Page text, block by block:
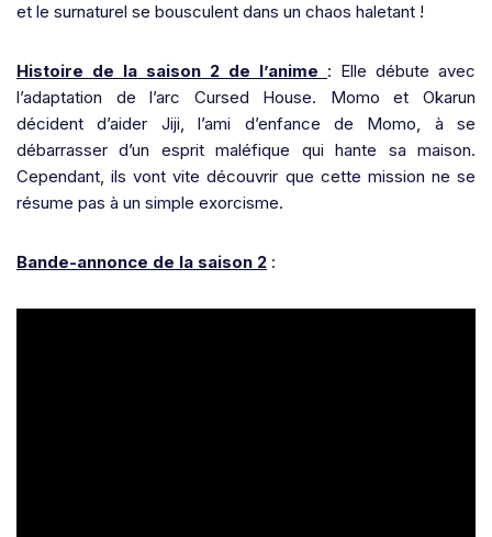
et le surnaturel se bousculent dans un chaos haletant !
Histoire de la saison 2 de l’anime : Elle débute avec
l’adaptation de l’arc Cursed House. Momo et Okarun
décident d’aider Jiji, l’ami d’enfance de Momo, à se
débarrasser d’un esprit maléfique qui hante sa maison.
Cependant, ils vont vite découvrir que cette mission ne se
résume pas à un simple exorcisme.
Bande-annonce de la saison 2 :